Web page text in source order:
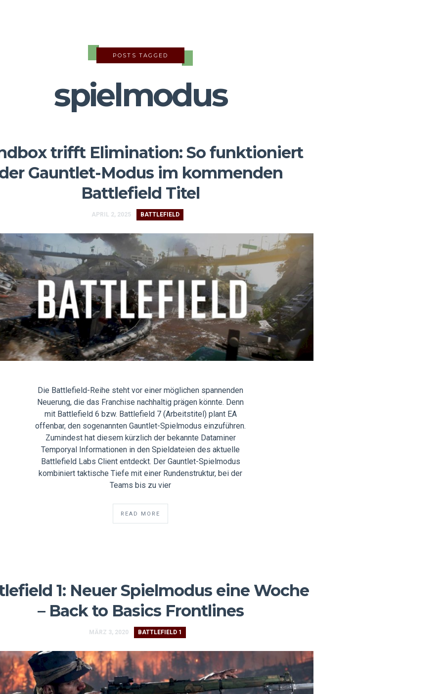
POSTS TAGGED
spielmodus
trifft Elimination: So funktioniert
Gauntlet-Modus im kommenden
Battlefield Titel
APRIL 2, 2025 BATTLEFIELD
Die Battlefield-Reihe steht vor einer möglichen spannenden
Neuerung, die das Franchise nachhaltig prägen könnte. Denn
mit Battlefield 6 bzw. Battlefield 7 (Arbeitstitel) plant EA
offenbar, den sogenannten Gauntlet-Spielmodus einzuführen.
Zumindest hat diesem kürzlich der bekannte Dataminer
Temporyal Informationen in den Spieldateien des aktuelle
Battlefield Labs Client entdeckt. Der Gauntlet-Spielmodus
kombiniert taktische Tiefe mit einer Rundenstruktur, bei der
Teams bis zu vier
READ MORE
1: Neuer Spielmodus eine Woche
– Back to Basics Frontlines
MÄRZ 3, 2020 BATTLEFIELD 1